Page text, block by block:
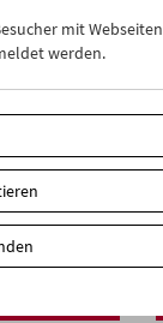
mit Webseiten
werden.